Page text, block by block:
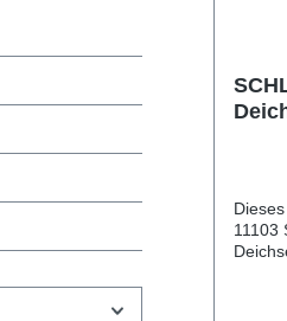
11103